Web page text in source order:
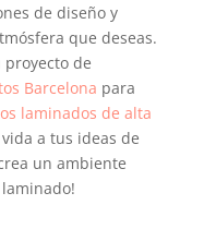
de diseño y
que deseas.
de
Barcelona para
laminados de alta
a tus ideas de
un ambiente